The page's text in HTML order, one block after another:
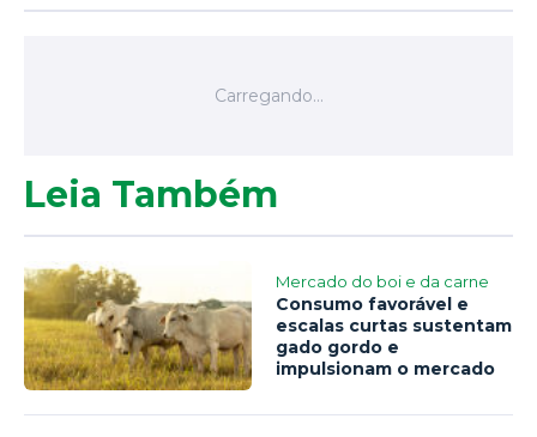
Leia Também
Mercado do boi e da carne
Consumo favorável e
escalas curtas sustentam
gado gordo e
impulsionam o mercado